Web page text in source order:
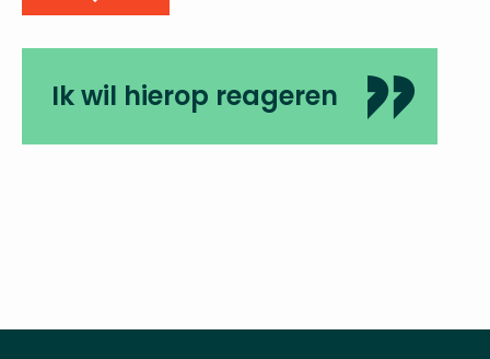
Ik wil hierop reageren